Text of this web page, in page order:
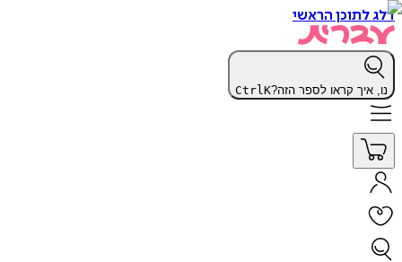
דלג לתוכן הראשי
נו, איך קראו לספר הזה? CtrlK